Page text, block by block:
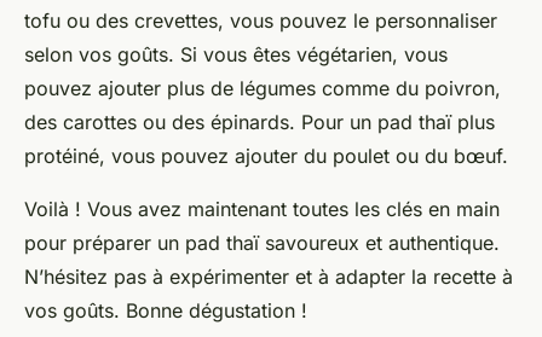
tofu ou des crevettes, vous pouvez le personnaliser
selon vos goûts. Si vous êtes végétarien, vous
pouvez ajouter plus de légumes comme du poivron,
des carottes ou des épinards. Pour un pad thaï plus
protéiné, vous pouvez ajouter du poulet ou du bœuf.
Voilà ! Vous avez maintenant toutes les clés en main
pour préparer un pad thaï savoureux et authentique.
N’hésitez pas à expérimenter et à adapter la recette à
vos goûts. Bonne dégustation !